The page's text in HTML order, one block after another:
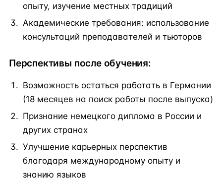
опыту, изучение местных традиций
Академические требования: использование
консультаций преподавателей и тьюторов
Перспективы после обучения:
Возможность остаться работать в Германии
(18 месяцев на поиск работы после выпуска)
Признание немецкого диплома в России и
других странах
Улучшение карьерных перспектив
благодаря международному опыту и
знанию языков